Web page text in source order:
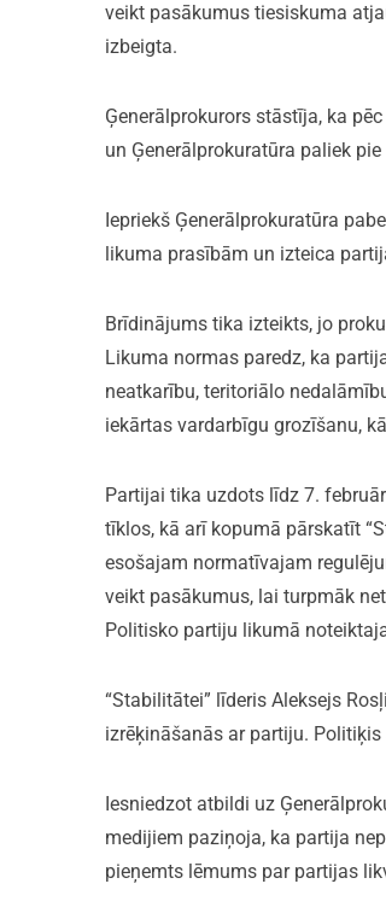
veikt pasākumus tiesiskuma
izbeigta.
Ģenerālprokurors stāstīja, ka
un Ģenerālprokuratūra paliek
Iepriekš Ģenerālprokuratūra
likuma prasībām un izteica
Brīdinājums tika izteikts, jo
Likuma normas paredz, ka
neatkarību, teritoriālo
iekārtas vardarbīgu grozīšanu,
Partijai tika uzdots līdz 7.
tīklos, kā arī kopumā pārskatīt
esošajam normatīvajam
veikt pasākumus, lai turpmāk
Politisko partiju likumā
“Stabilitātei” līderis Aleksejs
izrēķināšanās ar partiju.
Iesniedzot atbildi uz
medijiem paziņoja, ka partija
pieņemts lēmums par partijas